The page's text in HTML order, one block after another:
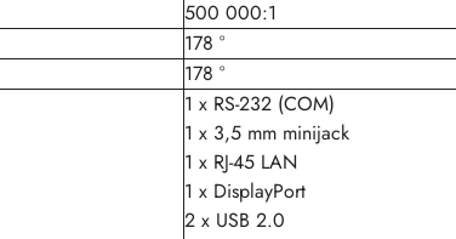
500 000:1
178 °
178 °
1 x RS-232 (COM)
1 x 3,5 mm minijack
1 x RJ-45 LAN
1 x DisplayPort
2 x USB 2.0